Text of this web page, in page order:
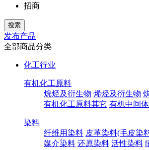
招商
发布产品
全部商品分类
化工行业
有机化工原料
烷烃及衍生物 烯烃及衍生物
有机化工原料其它 有机中间体
染料
纤维用染料 皮革染料(毛皮染
媒介染料 还原染料 活性染料